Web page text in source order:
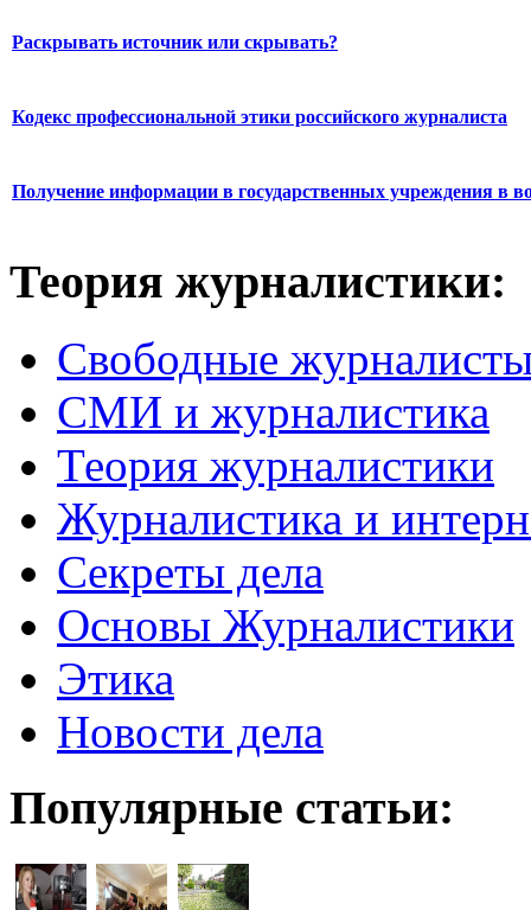
Раскрывать источник или скрывать?
Кодекс профессиональной этики российского журналиста
Получение информации в государственных учреждения в
Теория журналистики:
Свободные
СМИ и журналистика
Теория журналистики
Журналистика и
Секреты дела
Основы Журналистики
Этика
Новости дела
Популярные статьи: